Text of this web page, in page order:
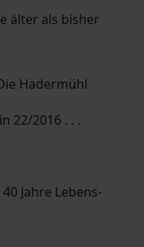
älter als bisher
Hadermühl
22/2016 . . .
Jahre Lebens-